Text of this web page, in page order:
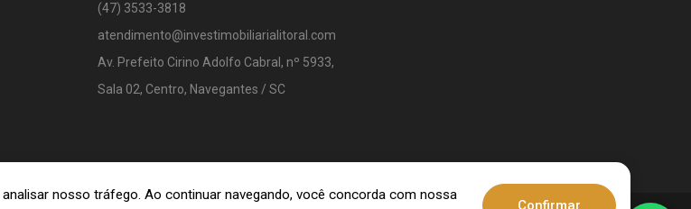
(47) 3533-3818
atendimento@investimobiliarialitoral.com
Av. Prefeito Cirino Adolfo Cabral, nº 5933,
Sala 02, Centro, Navegantes / SC
nosso tráfego. Ao continuar navegando, você concorda com nossa
Confirmar